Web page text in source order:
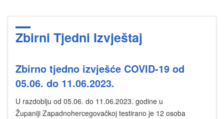
Zbirni Tjedni Izvještaj
Zbirno tjedno izvješće COVID-19 od
05.06. do 11.06.2023.
U razdoblju od 05.06. do 11.06.2023. godine u
Županiji Zapadnohercegovačkoj testirano je 12 osoba